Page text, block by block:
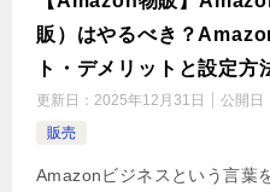
販）はやるべき？
ト・デメリットと設定方
更新日： 2025年12月31日 公開日
販売
Amazonビジネスという言葉